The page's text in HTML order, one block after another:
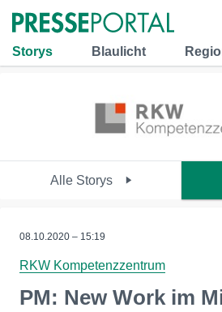
Storys Blaulicht
Alle Storys
08.10.2020 – 15:19
RKW Kompetenzzentrum
PM: New Work im